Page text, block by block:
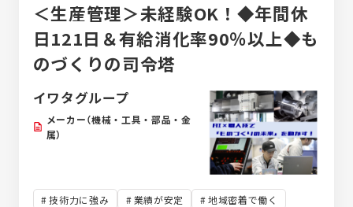
ること。 当社が求めているのは「営業トーク
が上手い人」ではなく、「技術の言葉」でお客
様と向き合い、誠実な解を出せる人です。 こ
れまでの経験を手放す必要はありません。そ
り、信頼を勝ち取る最短のルートです。
＜生産管理＞未経験OK！◆年間休
日121日＆有給消化率90％以上◆も
のづくりの司令塔
イワタグループ
メーカー（機械・工具・部品・金
属）
技術力に強み 業績が安定
地域密着で働く